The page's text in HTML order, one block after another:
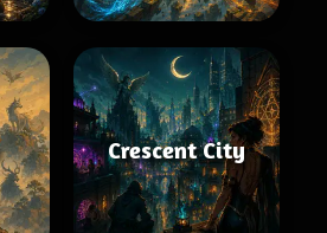
Crescent City